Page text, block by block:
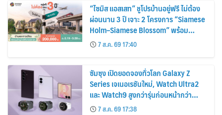
“ไซมิส แอสเสท” ชูโปรบ้านอยู่ฟรี ไม่ต้อง
ผ่อนนาน 3 ปี เจาะ 2 โครงการ “Siamese
Holm–Siamese Blossom” พร้อม
ส่วนลดและสิทธิพิเศษถึง 31 สิงหาคม
2569
7 ส.ค. 69 17:40
ซัมซุง เปิดยอดจองทั่วโลก Galaxy Z
Series เจเนอเรชันใหม่, Watch Ultra2
และ Watch9 สูงกว่ารุ่นก่อนหน้ากว่า
30%7 ส.ค. 69 17:38